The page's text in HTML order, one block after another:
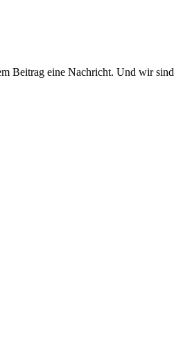
Beitrag eine Nachricht. Und wir